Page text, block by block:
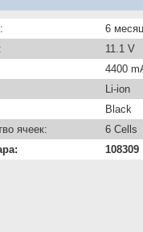
6
11.1 V
4400
Li-ion
Black
ячеек:
6 Cells
108309